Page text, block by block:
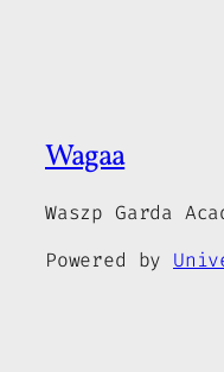
Wagaa
Waszp Garda
Powered by